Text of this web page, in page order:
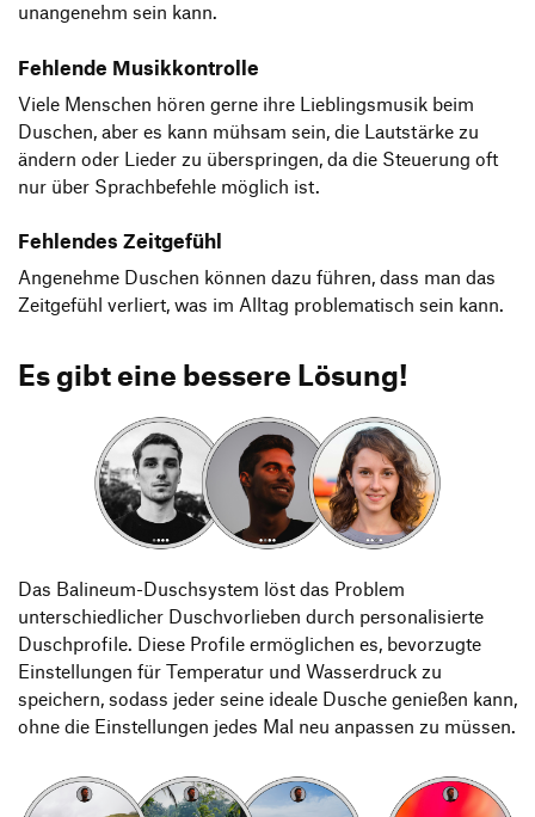
unangenehm sein kann.
Fehlende Musikkontrolle
Viele Menschen hören gerne ihre Lieblingsmusik beim
Duschen, aber es kann mühsam sein, die Lautstärke zu
ändern oder Lieder zu überspringen, da die Steuerung oft
nur über Sprachbefehle möglich ist.
Fehlendes Zeitgefühl
Angenehme Duschen können dazu führen, dass man das
Zeitgefühl verliert, was im Alltag problematisch sein kann.
Es gibt eine bessere Lösung!
Das Balineum-Duschsystem löst das Problem
unterschiedlicher Duschvorlieben durch personalisierte
Duschprofile. Diese Profile ermöglichen es, bevorzugte
Einstellungen für Temperatur und Wasserdruck zu
speichern, sodass jeder seine ideale Dusche genießen kann,
ohne die Einstellungen jedes Mal neu anpassen zu müssen.